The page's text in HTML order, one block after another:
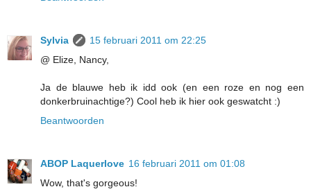
Sylvia
15 februari 2011 om 22:25
@ Elize, Nancy,
Ja de blauwe heb ik idd ook (en een roze en nog een
donkerbruinachtige?) Cool heb ik hier ook geswatcht :)
Beantwoorden
ABOP Laquerlove 16 februari 2011 om 01:08
Wow, that's gorgeous!